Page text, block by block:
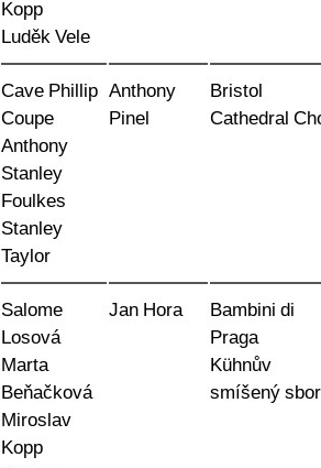
Kopp
Luděk Vele
Cave Phillip
Coupe
Anthony
Stanley
Foulkes
Stanley
Taylor
Anthony
Pinel
Bristol
Cathedral
Salome
Losová
Marta
Beňačková
Miroslav
Kopp
Jan Hora
Bambini di
Praga
Kühnův
smíšený sbor